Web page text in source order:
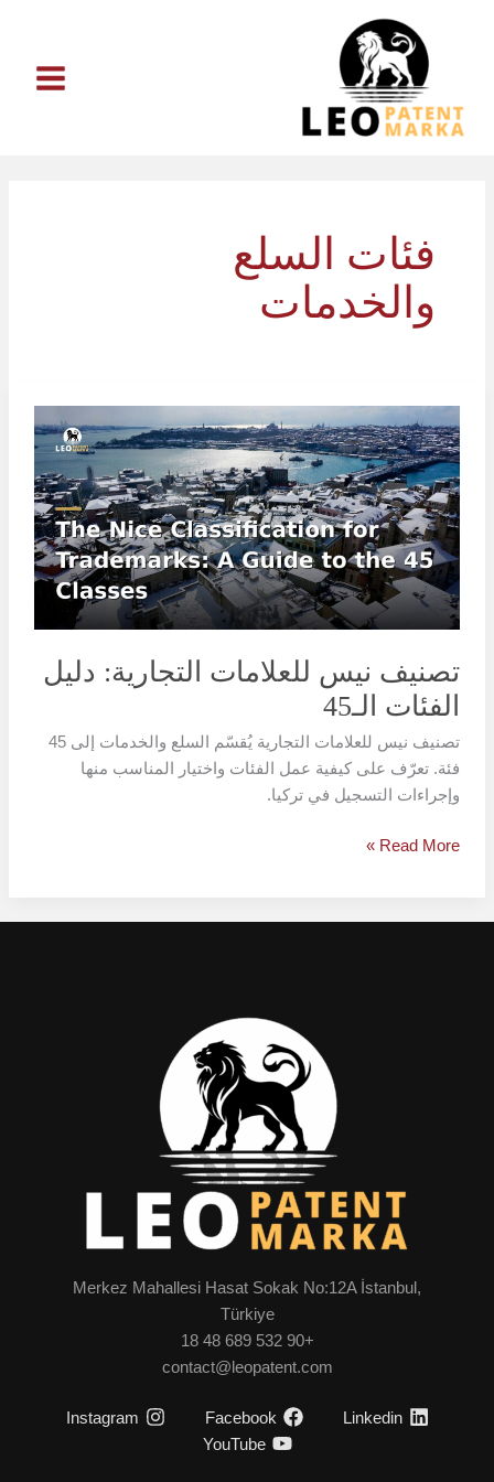
فئات السلع
والخدمات
تصنيف نيس للعلامات التجارية: دليل
الفئات الـ45
تصنيف نيس للعلامات التجارية يُقسّم السلع والخدمات إلى 45
فئة. تعرّف على كيفية عمل الفئات واختيار المناسب منها
وإجراءات التسجيل في تركيا.
تصنيف
نيس
للعلامات
التجارية:
دليل
الفئات
الـ45
Read More »
Merkez Mahallesi Hasat Sokak No:12A İstanbul,
Türkiye
+90 532 689 48 18
contact@leopatent.com
Linkedin
Facebook
Instagram
YouTube